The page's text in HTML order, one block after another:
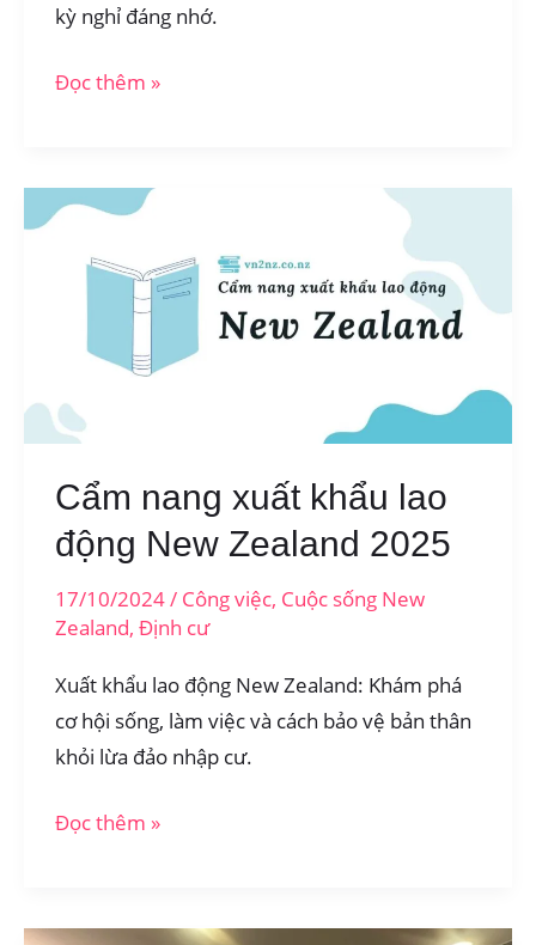
kỳ nghỉ đáng nhớ.
Hướng
kế
hoạch
Zealand
2025
Đọc thêm »
Cẩm nang xuất khẩu lao
động New Zealand 2025
17/10/2024/ Công việc, Cuộc sống New
Zealand, Định cư
Xuất khẩu lao động New Zealand: Khám phá
cơ hội sống, làm việc và cách bảo vệ bản thân
khỏi lừa đảo nhập cư.
Cẩm
khẩu
Đọc thêm »